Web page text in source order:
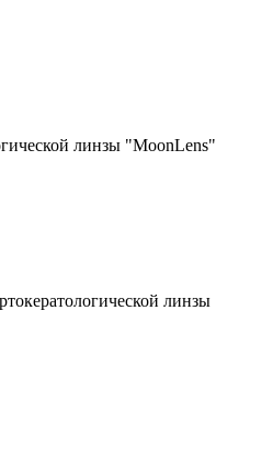
линзы "MoonLens"
линзы